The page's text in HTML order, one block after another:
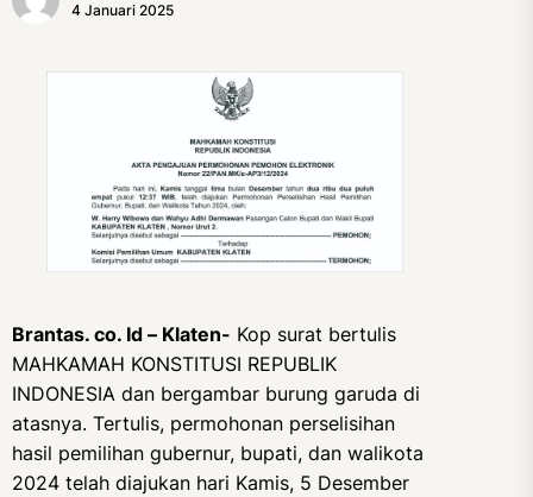
4 Januari 2025
Brantas. co. Id – Klaten- Kop surat bertulis
MAHKAMAH KONSTITUSI REPUBLIK
INDONESIA dan bergambar burung garuda di
atasnya. Tertulis, permohonan perselisihan
hasil pemilihan gubernur, bupati, dan walikota
2024 telah diajukan hari Kamis, 5 Desember